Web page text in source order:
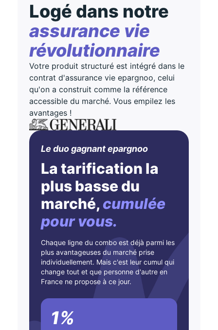
Logé dans notre
assurance vie
révolutionnaire
Votre produit structuré est intégré dans le
contrat d'assurance vie epargnoo, celui
qu'on a construit comme la référence
accessible du marché. Vous empilez les
avantages !
Le duo gagnant epargnoo
La tarification la
plus basse du
marché, cumulée
pour vous.
Chaque ligne du combo est déjà parmi les
plus avantageuses du marché prise
individuellement. Mais c'est leur cumul qui
change tout et que personne d'autre en
France ne propose à ce jour.
1%